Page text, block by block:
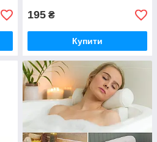
195 ₴
Купити